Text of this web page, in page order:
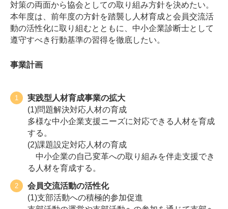
対策の両面から協会としての取り組み方針を決めたい。
本年度は、前年度の方針を踏襲し人材育成と会員交流活
動の活性化に取り組むとともに、中小企業診断士として
遵守すべき行動基準の習得を徹底したい。
事業計画
実践型人材育成事業の拡大
(1)問題解決対応人材の育成
多様な中小企業支援ニーズに対応できる人材を育成
する。
(2)課題設定対応人材の育成
中小企業の自己変革への取り組みを伴走支援でき
る人材を育成する。
会員交流活動の活性化
(1)支部活動への積極的参加促進